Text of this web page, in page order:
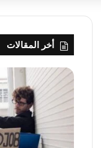
أخر المقالات